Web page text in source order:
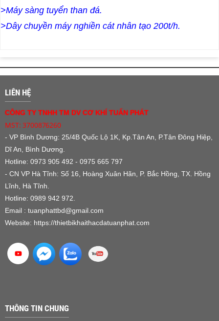
>Máy sàng tuyển than đá.
>Dây chuyền máy nghiền cát nhân tạo 200t/h.
LIÊN HỆ
CÔNG TY TNHH TM DV CƠ KHÍ TUẤN PHÁT
MST: 3700876260
- VP Bình Dương: 25/4B Quốc Lộ 1K, Kp.Tân An, P.Tân Đông Hiệp,
Dĩ An, Bình Dương.
Hotline: 0973 905 492 - 0975 665 797
- CN VP Hà Tĩnh: Số 16, Hoàng Xuân Hãn, P. Bắc Hồng, TX. Hồng
Lĩnh, Hà Tĩnh.
Hotline: 0989 942 972.
Email : tuanphattbd@gmail.com
Website: https://thietbikhaithacdatuanphat.com
THÔNG TIN CHUNG